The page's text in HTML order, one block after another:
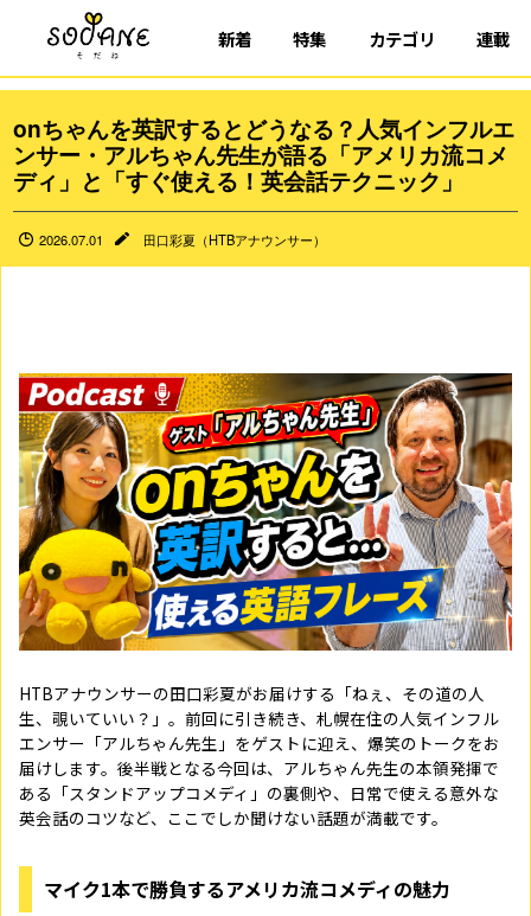
新着 特集 カテゴリ 連載
onちゃんを英訳するとどうなる？人気インフルエ
ンサー・アルちゃん先生が語る「アメリカ流コメ
ディ」と「すぐ使える！英会話テクニック」
2026.07.01 田口彩夏（HTBアナウンサー）
HTBアナウンサーの田口彩夏がお届けする「ねぇ、その道の人
生、覗いていい？」。前回に引き続き、札幌在住の人気インフル
エンサー「アルちゃん先生」をゲストに迎え、爆笑のトークをお
届けします。後半戦となる今回は、アルちゃん先生の本領発揮で
ある「スタンドアップコメディ」の裏側や、日常で使える意外な
英会話のコツなど、ここでしか聞けない話題が満載です。
マイク1本で勝負するアメリカ流コメディの魅力